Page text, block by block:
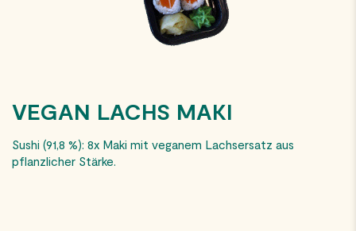
VEGAN LACHS MAKI
Sushi (91,8 %): 8x Maki mit veganem Lachsersatz aus
pflanzlicher Stärke.